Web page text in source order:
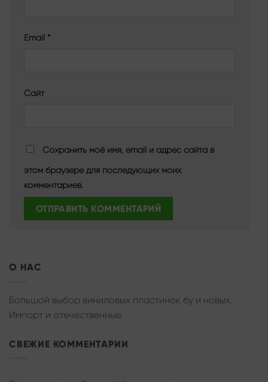
Email *
Сайт
Сохранить моё имя, email и адрес сайта в
этом браузере для последующих моих
комментариев.
О НАС
Большой выбор виниловых пластинок бу и новых.
Импорт и отечественные.
СВЕЖИЕ КОММЕНТАРИИ